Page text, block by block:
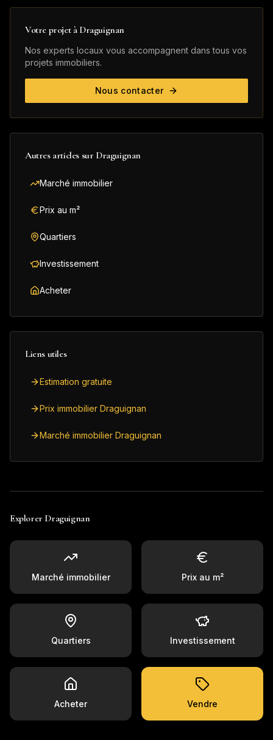
Votre projet à Draguignan
Nos experts locaux vous accompagnent dans tous vos
projets immobiliers.
Nous contacter
Autres articles sur Draguignan
Marché immobilier
Prix au m²
Quartiers
Investissement
Acheter
Liens utiles
Estimation gratuite
Prix immobilier Draguignan
Marché immobilier Draguignan
Explorer Draguignan
Marché immobilier Prix au m²
Quartiers Investissement
Acheter Vendre